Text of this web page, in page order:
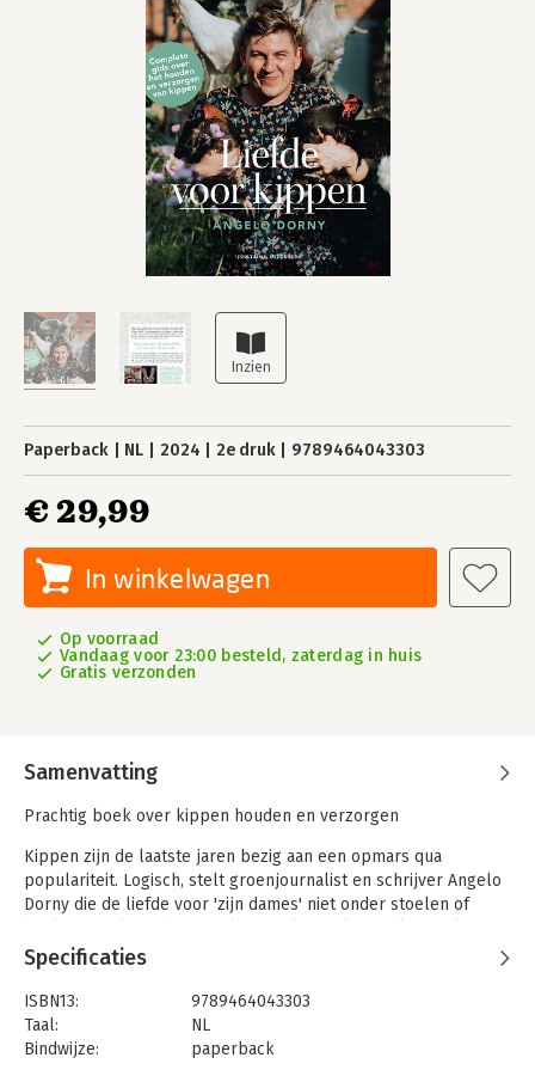
Paperback NL 2024 2e druk 9789464043303
€ 29,99
In winkelwagen
Op voorraad
Vandaag voor 23:00 besteld, zaterdag in huis
Gratis verzonden
Samenvatting
Prachtig boek over kippen houden en verzorgen
Kippen zijn de laatste jaren bezig aan een opmars qua
populariteit. Logisch, stelt groenjournalist en schrijver Angelo
Dorny die de liefde voor 'zijn dames' niet onder stoelen of
alles wat je moet weten wanneer je wilt beginnen met kippen
houden.
- compleet naslagwerk over de kip
- alles over verzorging, eieren en broeden
- met beschrijving en foto's van alle belangrijke kippenrassen
Specificaties
ISBN13:
9789464043303
Taal:
NL
Bindwijze:
paperback